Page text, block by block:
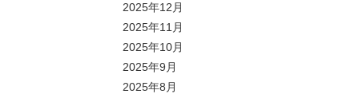
2025年12月
2025年11月
2025年10月
2025年9月
2025年8月